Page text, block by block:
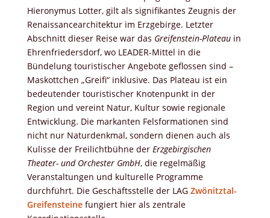
Hieronymus Lotter, gilt als signifikantes Zeugnis der
Renaissancearchitektur im Erzgebirge. Letzter
Abschnitt dieser Reise war das Greifenstein-Plateauin
Ehrenfriedersdorf, wo LEADER-Mittel in die
Bündelung touristischer Angebote geflossen sind –
Maskottchen „Greifi“ inklusive. Das Plateau ist ein
bedeutender touristischer Knotenpunkt in der
Region und vereint Natur, Kultur sowie regionale
Entwicklung. Die markanten Felsformationen sind
nicht nur Naturdenkmal, sondern dienen auch als
Kulisse der Freilichtbühne der Erzgebirgischen
Theater- und Orchester GmbH, die regelmäßig
Veranstaltungen und kulturelle Programme
durchführt. Die Geschäftsstelle der LAG Zwönitztal-
Greifensteinefungiert hier als zentrale